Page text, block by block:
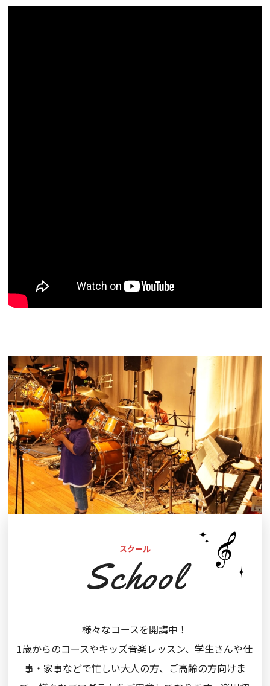
スクール
School
様々なコースを開講中！
1歳からのコースやキッズ音楽レッスン、学生さんや仕
事・家事などで忙しい大人の方、ご高齢の方向けま